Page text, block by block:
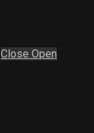
Close Open